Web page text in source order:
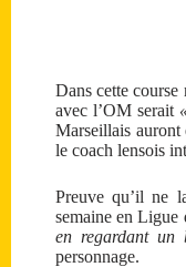
Dans cette course
avec l’OM serait
Marseillais auront
le coach lensois
Preuve qu’il ne
semaine en Ligue
en regardant un
personnage.